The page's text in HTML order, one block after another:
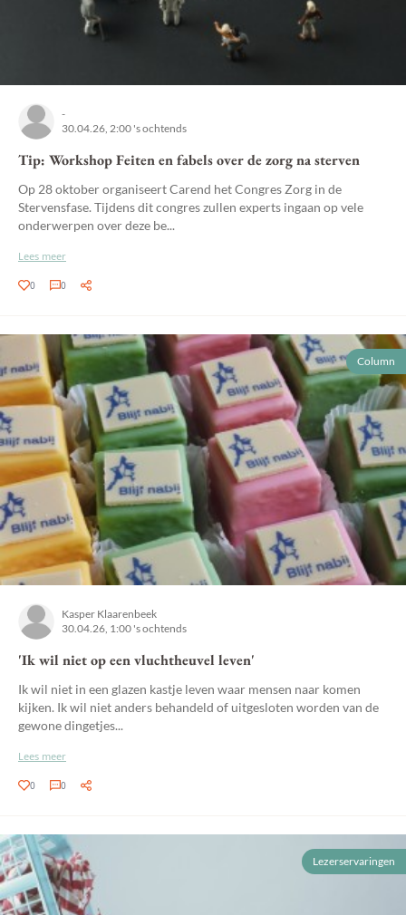
-
30.04.26, 2:00 's ochtends
Tip: Workshop Feiten en fabels over de zorg na sterven
Op 28 oktober organiseert Carend het Congres Zorg in de
Stervensfase. Tijdens dit congres zullen experts ingaan op vele
onderwerpen over deze be...
Lees meer
0 0
Column
Kasper Klaarenbeek
30.04.26, 1:00 's ochtends
'Ik wil niet op een vluchtheuvel leven'
Ik wil niet in een glazen kastje leven waar mensen naar komen
kijken. Ik wil niet anders behandeld of uitgesloten worden van de
gewone dingetjes...
Lees meer
0 0
Lezerservaringen